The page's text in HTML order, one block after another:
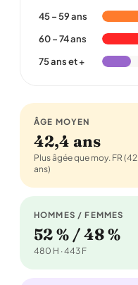
45 – 59 ans
60 – 74 ans
75 ans et +
ÂGE MOYEN
42,4 ans
Plus âgée que moy. FR (42
ans)
HOMMES / FEMMES
52 % / 48 %
480 H · 443 F